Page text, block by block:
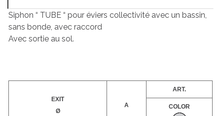
Siphon “ TUBE “ pour éviers collectivité avec un bassin,
sans bonde, avec raccord
Avec sortie au sol.
EXIT
Ø
A
ART.
COLOR